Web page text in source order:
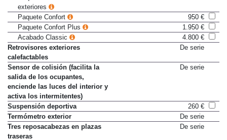
Paquete de retrovisores
exteriores
Paquete Confort
950 €
Paquete Confort Plus
1.950 €
Acabado Classic
4.800 €
Retrovisores exteriores
calefactables
Sensor de colisión (facilita la
salida de los ocupantes,
enciende las luces del interior y
activa los intermitentes)
Suspensión deportiva
260 €
Termómetro exterior
De serie
Tres reposacabezas en plazas